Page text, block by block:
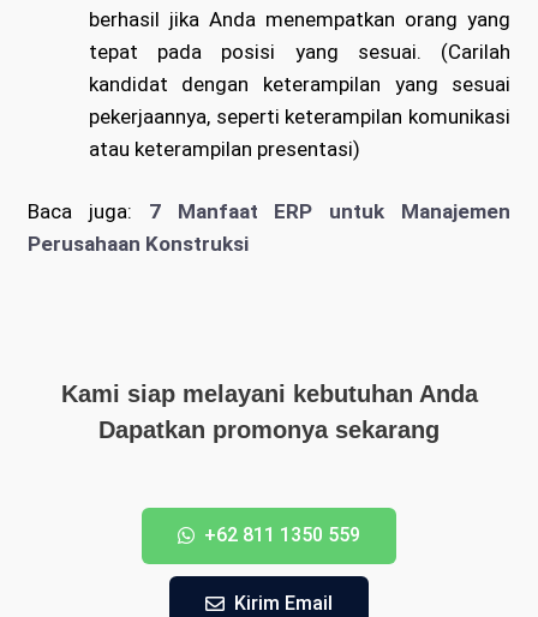
berhasil jika Anda menempatkan orang yang
tepat pada posisi yang sesuai. (Carilah
kandidat dengan keterampilan yang sesuai
pekerjaannya, seperti keterampilan komunikasi
atau keterampilan presentasi)
Baca juga: 7 Manfaat ERP untuk Manajemen
Perusahaan Konstruksi
Kami siap melayani kebutuhan Anda
Dapatkan promonya sekarang
+62 811 1350 559
Kirim Email